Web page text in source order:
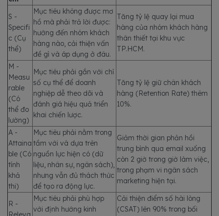
S -
Specifi
c (Cụ
thể)
Mục tiêu không được mơ
hồ mà phải trả lời được:
hướng đến nhóm khách
hàng nào, cải thiện vấn
đề gì và áp dụng ở đâu.
Tăng tỷ lệ quay lại mua
hàng của nhóm khách hàng
thân thiết tại khu vực
TP.HCM.
M -
Measu
rable
(Có
thể đo
lường)
Mục tiêu phải gắn với chỉ
số cụ thể để doanh
nghiệp dễ theo dõi và
đánh giá hiệu quả triển
khai chiến lược.
Tăng tỷ lệ giữ chân khách
hàng (Retention Rate) thêm
10%.
A -
Attaina
ble (Có
tính
khả
thi)
Mục tiêu phải nằm trong
tầm với và dựa trên
nguồn lực hiện có (dữ
liệu, nhân sự, ngân sách),
nhưng vẫn đủ thách thức
để tạo ra động lực.
Giảm thời gian phản hồi
trung bình qua email xuống
còn 2 giờ trong giờ làm việc,
trong phạm vi ngân sách
marketing hiện tại.
R -
Mục tiêu phải phù hợp
với định hướng kinh
Cải thiện điểm số hài lòng
(CSAT) lên 90% trong bối